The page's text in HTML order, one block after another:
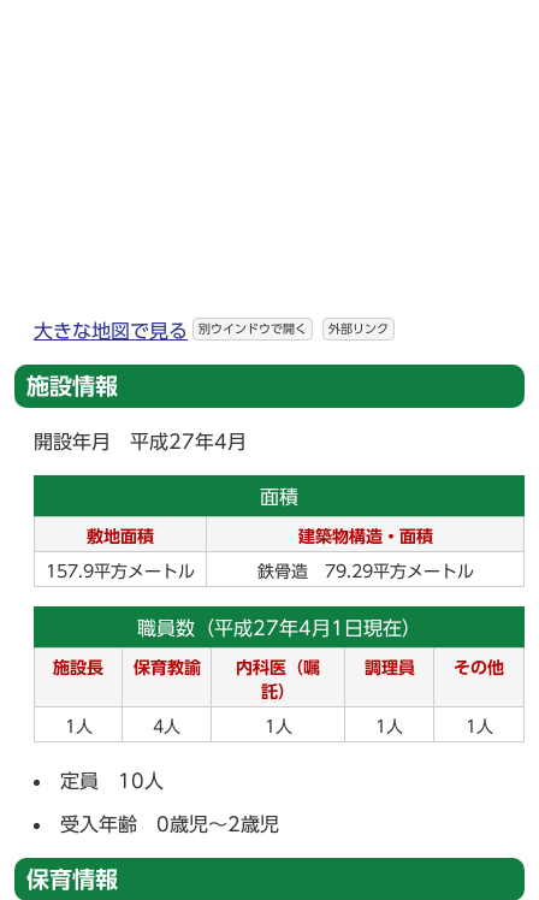
大きな地図で見る 別ウインドウで開く 外部リンク
施設情報
開設年月 平成27年4月
面積
敷地面積 建築物構造・面積
157.9平方メートル 鉄骨造 79.29平方メートル
職員数（平成27年4月1日現在）
施設長 保育教諭
内科医（嘱
託）
調理員 その他
1人 4人 1人 1人 1人
定員 10人
受入年齢 0歳児～2歳児
保育情報